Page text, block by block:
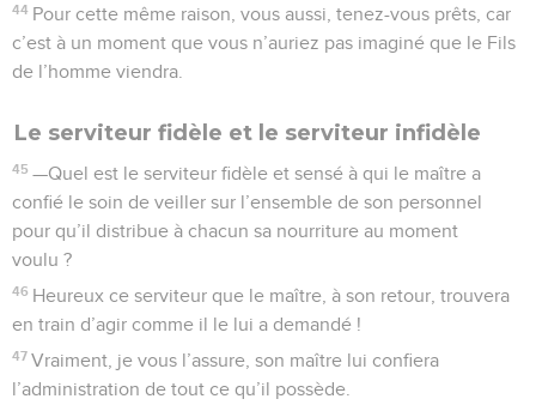
44 Pour cette même raison, vous aussi, tenez-vous prêts, car
c’est à un moment que vous n’auriez pas imaginé que le Fils
de l’homme viendra.
Le serviteur fidèle et le serviteur infidèle
45 —Quel est le serviteur fidèle et sensé à qui le maître a
confié le soin de veiller sur l’ensemble de son personnel
pour qu’il distribue à chacun sa nourriture au moment
voulu ?
46 Heureux ce serviteur que le maître, à son retour, trouvera
en train d’agir comme il le lui a demandé !
47 Vraiment, je vous l’assure, son maître lui confiera
l’administration de tout ce qu’il possède.